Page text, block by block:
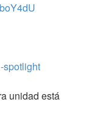
spotlight
unidad está